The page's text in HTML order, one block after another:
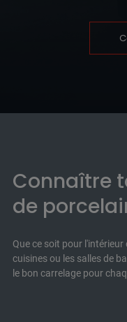
Connaître
de
Que ce soit pour l'intérieur
cuisines ou les salles de
le bon carrelage pour